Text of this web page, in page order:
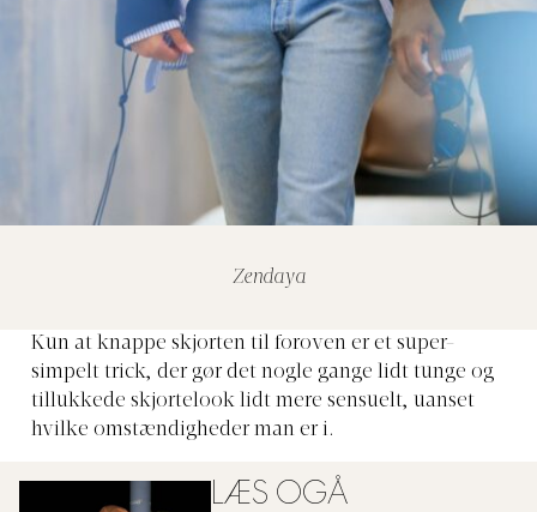
Zendaya
Kun at knappe skjorten til foroven er et super-
simpelt trick, der gør det nogle gange lidt tunge og
tillukkede skjortelook lidt mere sensuelt, uanset
hvilke omstændigheder man er i.
LÆS OGÅ